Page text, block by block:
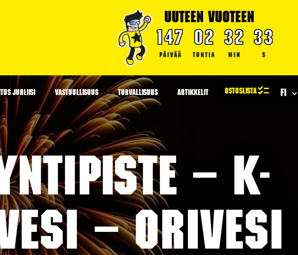
UUTEEN VUOTEEN
147
PÄIVÄÄ
02
TUNTIA
32
MIN
32
S
JUHLIISI VASTUULLISUUS TURVALLISUUS ARTIKKELIT
– K-
– ORIVESI